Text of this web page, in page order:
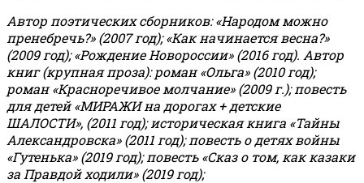
Автор поэтических сборников: «Народом можно
пренебречь?» (2007 год); «Как начинается весна?»
(2009 год); «Рождение Новороссии» (2016 год). Автор
книг (крупная проза): роман «Ольга» (2010 год);
роман «Красноречивое молчание» (2009 г.); повесть
для детей «МИРАЖИ на дорогах + детские
ШАЛОСТИ», (2011 год); историческая книга «Тайны
Александровска» (2011 год); повесть о детях войны
«Гутенька» (2019 год); повесть «Сказ о том, как казаки
за Правдой ходили» (2019 год);